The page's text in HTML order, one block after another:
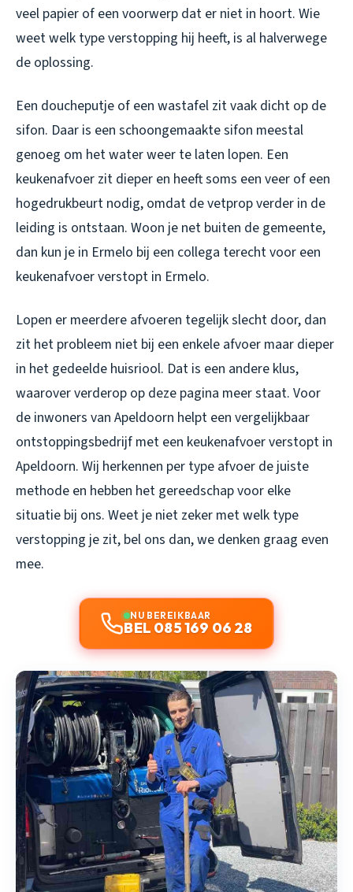
veel papier of een voorwerp dat er niet in hoort. Wie
weet welk type verstopping hij heeft, is al halverwege
de oplossing.
Een doucheputje of een wastafel zit vaak dicht op de
sifon. Daar is een schoongemaakte sifon meestal
genoeg om het water weer te laten lopen. Een
keukenafvoer zit dieper en heeft soms een veer of een
hogedrukbeurt nodig, omdat de vetprop verder in de
leiding is ontstaan. Woon je net buiten de gemeente,
dan kun je in Ermelo bij een collega terecht voor een
keukenafvoer verstopt in Ermelo.
Lopen er meerdere afvoeren tegelijk slecht door, dan
zit het probleem niet bij een enkele afvoer maar dieper
in het gedeelde huisriool. Dat is een andere klus,
waarover verderop op deze pagina meer staat. Voor
de inwoners van Apeldoorn helpt een vergelijkbaar
ontstoppingsbedrijf met een keukenafvoer verstopt in
Apeldoorn. Wij herkennen per type afvoer de juiste
methode en hebben het gereedschap voor elke
situatie bij ons. Weet je niet zeker met welk type
verstopping je zit, bel ons dan, we denken graag even
mee.
NU BEREIKBAAR
BEL 085 169 06 28